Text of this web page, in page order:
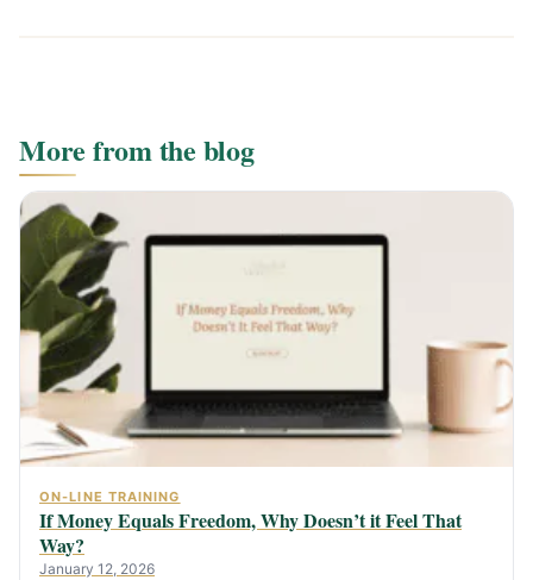
More from the blog
ON-LINE TRAINING
If Money Equals Freedom, Why Doesn’t it Feel That
Way?
January 12, 2026